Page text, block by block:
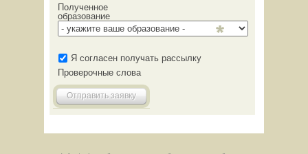
Полученное
образование
Я согласен получать рассылку
Проверочные слова
Отправить заявку